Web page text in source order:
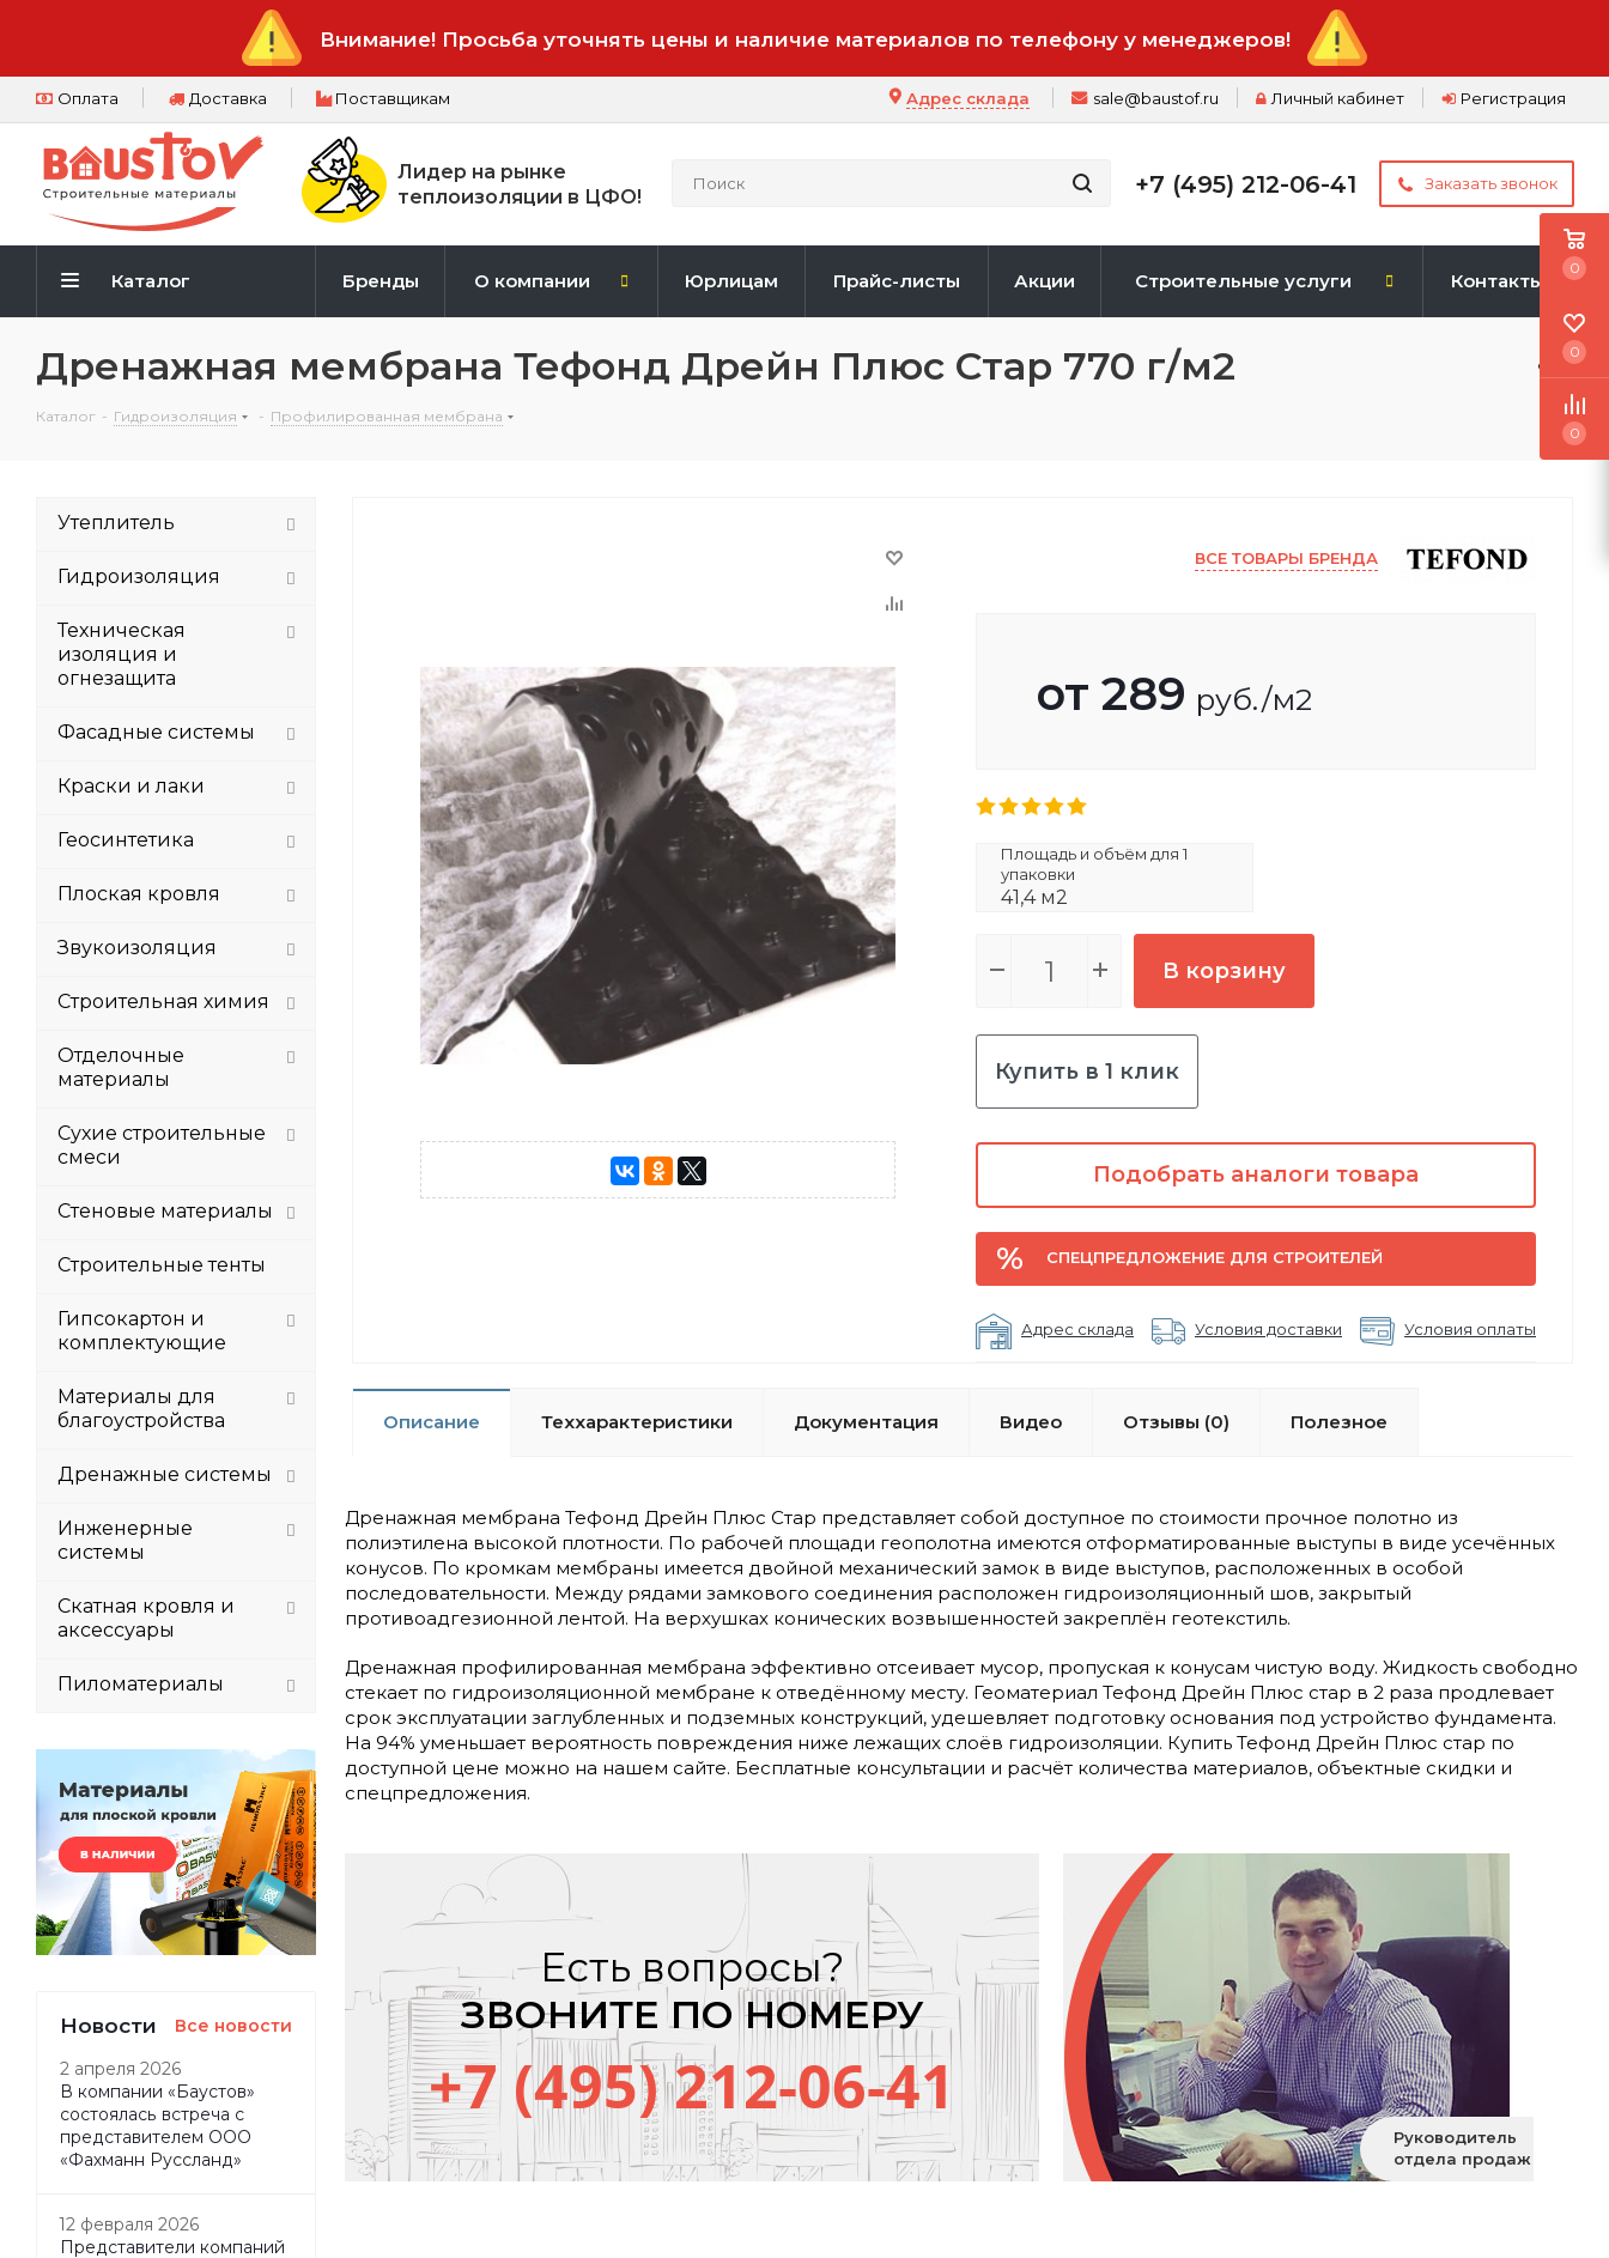
Внимание! Просьба уточнять цены и наличие материалов по телефону у менеджеров!
Оплата Доставка Поставщикам Регистрация
Личный кабинет
sale@baustof.ru
Адрес склада
Лидер на рынке
теплоизоляции в ЦФО!
+7 (495) 212-06-41 Заказать звонок
Каталог Бренды О компании Юрлицам Прайс-листы Акции Строительные услуги Контакты
Дренажная мембрана Тефонд Дрейн Плюс Стар 770 г/м2
Каталог - Гидроизоляция - Профилированная мембрана
ВСЕ ТОВАРЫ БРЕНДА
от 289 руб./м2
Площадь и объём для 1
упаковки
41,4 м2
В корзину
Купить в 1 клик
Подобрать аналоги товара
СПЕЦПРЕДЛОЖЕНИЕ ДЛЯ СТРОИТЕЛЕЙ
Адрес склада Условия доставки Условия оплаты
Описание Теххарактеристики Документация Видео Отзывы (0) Полезное
Дренажная мембрана Тефонд Дрейн Плюс Стар представляет собой доступное по стоимости прочное полотно из
полиэтилена высокой плотности. По рабочей площади геополотна имеются отформатированные выступы в виде усечённых
конусов. По кромкам мембраны имеется двойной механический замок в виде выступов, расположенных в особой
последовательности. Между рядами замкового соединения расположен гидроизоляционный шов, закрытый
противоадгезионной лентой. На верхушках конических возвышенностей закреплён геотекстиль.
Дренажная профилированная мембрана эффективно отсеивает мусор, пропуская к конусам чистую воду. Жидкость свободно
стекает по гидроизоляционной мембране к отведённому месту. Геоматериал Тефонд Дрейн Плюс стар в 2 раза продлевает
срок эксплуатации заглубленных и подземных конструкций, удешевляет подготовку основания под устройство фундамента.
На 94% уменьшает вероятность повреждения ниже лежащих слоёв гидроизоляции. Купить Тефонд Дрейн Плюс стар по
доступной цене можно на нашем сайте. Бесплатные консультации и расчёт количества материалов, объектные скидки и
спецпредложения.
Есть вопросы?
ЗВОНИТЕ ПО НОМЕРУ
+7 (495) 212-06-41
Руководитель
отдела продаж
Утеплитель
Гидроизоляция
Техническая
изоляция и
огнезащита
Фасадные системы
Краски и лаки
Геосинтетика
Плоская кровля
Звукоизоляция
Строительная химия
Отделочные
материалы
Сухие строительные
смеси
Стеновые материалы
Строительные тенты
Гипсокартон и
комплектующие
Материалы для
благоустройства
Дренажные системы
Инженерные
системы
Скатная кровля и
аксессуары
Пиломатериалы
Новости Все новости
2 апреля 2026
В компании «Баустов»
состоялась встреча с
представителем ООО
«Фахманн Руссланд»
12 февраля 2026
Представители компаний
0
0
0